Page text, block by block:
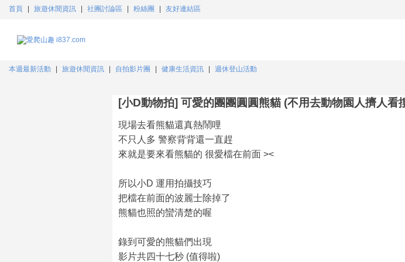
首頁 旅遊休閒資訊 社團討論區 粉絲團 友好連結區
本週最新活動 旅遊休閒資訊 自拍影片團 健康生活資訊 週休登山活動
[小D動物拍] 可愛的團團圓圓熊貓 (不用去動物園人擠人看
現場去看熊貓還真熱鬧哩
不只人多 警察背背還一直趕
來就是要來看熊貓的 很愛檔在前面 ><
所以小D 運用拍攝技巧
把檔在前面的波麗士除掉了
熊貓也照的蠻清楚的喔
錄到可愛的熊貓們出現
影片共四十七秒 (值得啦)